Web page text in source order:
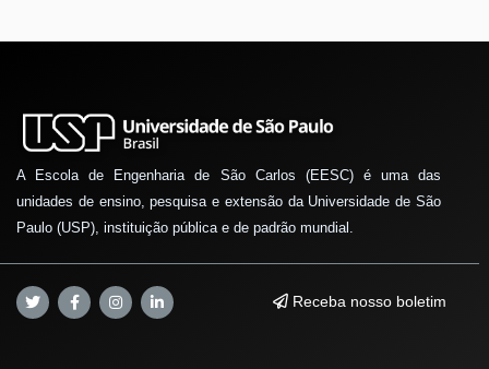
A Escola de Engenharia de São Carlos (EESC) é uma das
unidades de ensino, pesquisa e extensão da Universidade de São
Paulo (USP), instituição pública e de padrão mundial.
Receba nosso boletim